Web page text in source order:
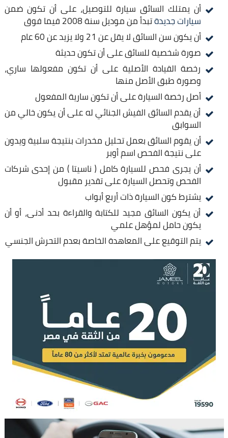
أن يمتلك السائق سيارة للتوصيل، على أن تكون ضمن
سيارات جديدةتبدأ من موديل سنة 2008 فيما فوق
أن يكون سن السائق لا يقل عن 21 ولا يزيد عن 60 عام
صورة شخصية للسائق على أن تكون حديثة
رخصة القيادة الأصلية على أن تكون مفعولها ساري،
وصورة طبق الأصل منها
أصل رخصة السيارة على أن تكون سارية المفعول
أن يقدم السائق الفيش الجنائي له على أن يكون خالي من
السوابق
أن يقوم السائق بعمل تحليل مخدرات بنتيجة سلبية ويدون
على نتيجة الفحص اسم أوبر
أن يجرى فحص للسيارة كامل ( ناسيتا ) من إحدى شركات
الفحص وتحصل السيارة على تقدير مقبول
يشترط كون السيارة ذات أربع أبواب
أن يكون السائق مجيد للكتابة والقراءة بحد أدنى، أو أن
يكون حامل لمؤهل علمي
يتم التوقيع على المعاهدة الخاصة بعدم التحرش الجنسي